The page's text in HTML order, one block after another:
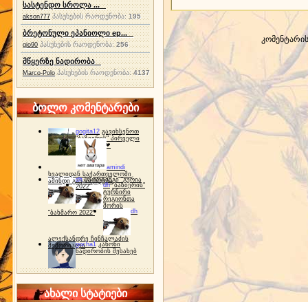
სასტენდო სროლა ...
akson777 პასუხების რაოდენობა:195
ბრეტონული ეპანიოლი ep...
gio90 პასუხების რაოდენობა:256
მწყერზე ნადირობა
Marco-Polo პასუხების რაოდენობა:4137
ბოლო კომენტარები
gogita12 გავიხსენოთ
"ბაზიერის" პირველი
ტურნირი ❤
amindi
ხვალიდან საქართველოში
ამინდი გაუარესდება
dh სპორტინგი "გურია
2022"
dh "ბაზიერის"
ტურნირი
რეგიონთა
შორის
"ბახმარო 2022"
dh
ალექსანდრე ჩინჩალაძის
მემორიალიgocha1 კანონი
ნადირობის შესახებ
ახალი სტატიები